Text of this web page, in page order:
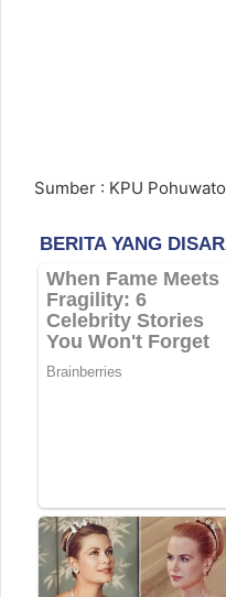
Sumber : KPU Pohuwato